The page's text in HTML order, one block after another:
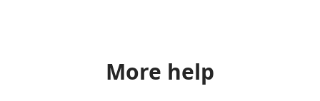
More help